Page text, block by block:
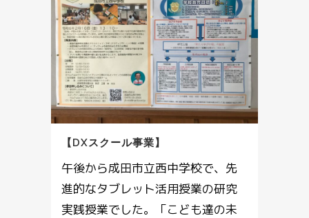
【DXスクール事業】
午後から成田市立西中学校で、先
進的なタブレット活用授業の研究
実践授業でした。「こども達の未